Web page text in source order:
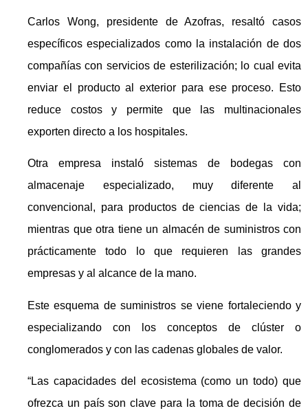
Carlos Wong, presidente de Azofras, resaltó casos
específicos especializados como la instalación de dos
compañías con servicios de esterilización; lo cual evita
enviar el producto al exterior para ese proceso. Esto
reduce costos y permite que las multinacionales
exporten directo a los hospitales.
Otra empresa instaló sistemas de bodegas con
almacenaje especializado, muy diferente al
convencional, para productos de ciencias de la vida;
mientras que otra tiene un almacén de suministros con
prácticamente todo lo que requieren las grandes
empresas y al alcance de la mano.
Este esquema de suministros se viene fortaleciendo y
especializando con los conceptos de clúster o
conglomerados y con las cadenas globales de valor.
“Las capacidades del ecosistema (como un todo) que
ofrezca un país son clave para la toma de decisión de